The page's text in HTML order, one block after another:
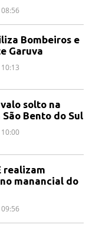
Bombeiros e
Garuva
solto na
Bento do Sul
realizam
manancial do